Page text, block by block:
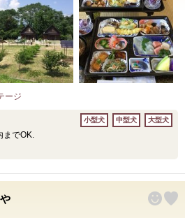
ージ
までOK.
小型犬 中型犬 大型犬